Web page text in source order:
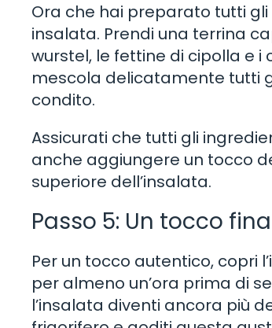
Ora che hai preparato tutti gli
insalata. Prendi una terrina
wurstel, le fettine di cipolla e
mescola delicatamente tutti
condito.
Assicurati che tutti gli
anche aggiungere un tocco
superiore dell’insalata.
Passo 5: Un tocco
Per un tocco autentico, copri
per almeno un’ora prima di
l’insalata diventi ancora più